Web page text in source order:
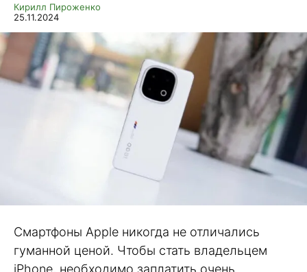
Кирилл Пироженко
25.11.2024
Смартфоны Apple никогда не отличались
гуманной ценой. Чтобы стать владельцем
iPhone, необходимо заплатить очень